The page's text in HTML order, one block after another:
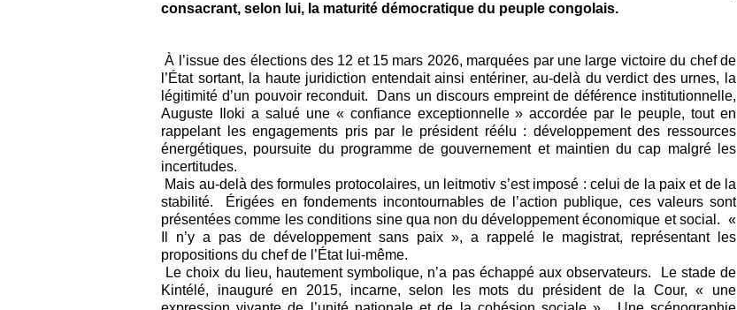
consacrant, selon lui, la maturité démocratique du peuple congolais.
À l’issue des élections des 12 et 15 mars 2026, marquées par une large victoire du chef de
l’État sortant, la haute juridiction entendait ainsi entériner, au-delà du verdict des urnes, la
légitimité d’un pouvoir reconduit. Dans un discours empreint de déférence institutionnelle,
Auguste Iloki a salué une « confiance exceptionnelle » accordée par le peuple, tout en
rappelant les engagements pris par le président réélu : développement des ressources
énergétiques, poursuite du programme de gouvernement et maintien du cap malgré les
incertitudes.
Mais au-delà des formules protocolaires, un leitmotiv s’est imposé : celui de la paix et de la
stabilité. Érigées en fondements incontournables de l’action publique, ces valeurs sont
présentées comme les conditions sine qua non du développement économique et social. «
Il n’y a pas de développement sans paix », a rappelé le magistrat, représentant les
propositions du chef de l’État lui-même.
Le choix du lieu, hautement symbolique, n’a pas échappé aux observateurs. Le stade de
Kintélé, inauguré en 2015, incarne, selon les mots du président de la Cour, « une